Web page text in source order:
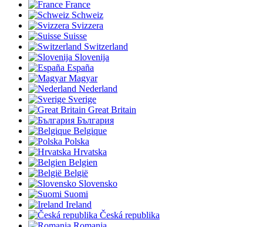
France
Schweiz
Svizzera
Suisse
Switzerland
Slovenija
España
Magyar
Nederland
Sverige
Great Britain
България
Belgique
Polska
Hrvatska
Belgien
België
Slovensko
Suomi
Ireland
Česká republika